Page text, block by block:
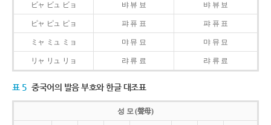
ビャ ビュ ビョ 뱌 뷰 뵤 뱌 뷰 뵤
ピャ ピュ ピョ 퍄 퓨 표 퍄 퓨 표
ミャ ミュ ミョ 먀 뮤 묘 먀 뮤 묘
リャ リュ リョ 랴 류 료 랴 류 료
표 5 중국어의 발음 부호와 한글 대조표
성 모 (聲母)